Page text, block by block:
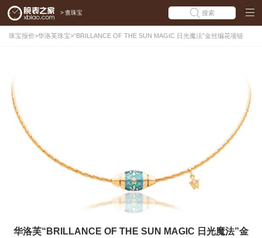
> 查珠宝 搜索
珠宝报价>华洛芙珠宝>“BRILLANCE OF THE SUN MAGIC 日光魔法”金丝编花项链
华洛芙“BRILLANCE OF THE SUN MAGIC 日光魔法”金